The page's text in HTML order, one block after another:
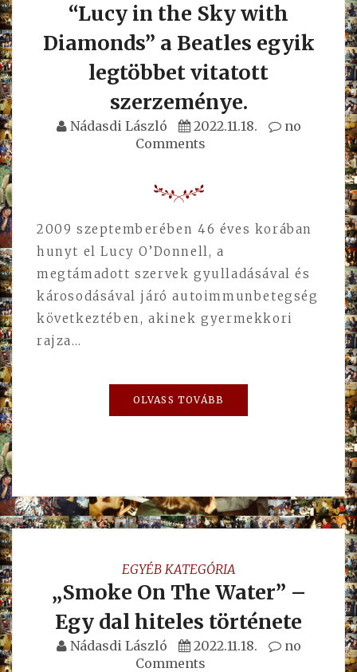
“Lucy in the Sky with
Diamonds” a Beatles egyik
legtöbbet vitatott
szerzeménye.
Nádasdi László 2022.11.18.
no
Comments
2009 szeptemberében 46 éves korában
hunyt el Lucy O’Donnell, a
megtámadott szervek gyulladásával és
károsodásával járó autoimmunbetegség
következtében, akinek gyermekkori
rajza…
OLVASS TOVÁBB
EGYÉB KATEGÓRIA
„Smoke On The Water” –
Egy dal hiteles története
Nádasdi László 2022.11.18.
no
Comments